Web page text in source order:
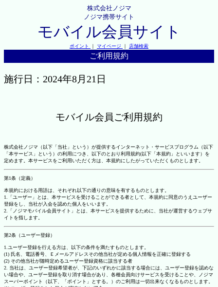
株式会社ノジマ
ノジマ携帯サイト
モバイル会員サイト
ポイント ｜ マイページ ｜ 店舗検索
ご利用規約
施行日：2024年8月21日
モバイル会員ご利用規約
株式会社ノジマ（以下「当社」という）が提供するインターネット・サービスプログラム（以下
「本サービス」という）の利用につき、以下のとおり利用規約(以下「本規約」といいます）を
定めます。本サービスをご利用いただく方は、本規約にしたがっていただくものとします。
第1条（定義）
本規約における用語は、それぞれ以下の通りの意味を有するものとします。
1.「ユーザー」とは、本サービスを受けることができる者として、本規約に同意のうえユーザー
登録をし、当社が入会を認めた個人をいいます。
2.「ノジマモバイル会員サイト」とは、本サービスを提供するために、当社が運営するウェブサ
イトを指します。
第2条（ユーザー登録）
1.ユーザー登録を行える方は、以下の条件を満たすものとします。
(1) 氏名、電話番号、Ｅメールアドレスその他当社が定める個人情報を正確に登録する
(2) その他当社が随時定めるユーザー登録資格に該当する者
2. 当社は、ユーザー登録希望者が、下記のいずれかに該当する場合には、ユーザー登録を認めな
い場合や、ユーザー登録を取り消す場合があり、各種会員向けサービスを受けることや、ノジマ
スーパーポイント（以下、「ポイント」とする。）のご利用は一切出来なくなるものとします。